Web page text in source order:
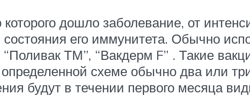
дошло заболевание, от
его иммунитета. Обычно
ТМ”, “Вакдерм F” . Такие
схеме обычно два или
будут в течении первого месяца